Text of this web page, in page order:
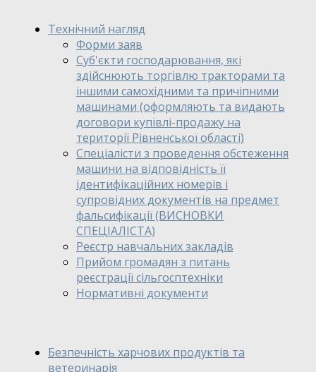
Технічний нагляд
Форми заяв
Суб'єкти господарювання, які
здійснюють торгівлю тракторами та
іншими самохідними та причіпними
машинами (оформляють та видають
договори купівлі-продажу на
території Рівненської області)
Спеціалісти з проведення обстеження
машини на відповідність її
ідентифікаційних номерів і
супровідних документів на предмет
фальсифікації (ВИСНОВКИ
СПЕЦІАЛІСТА)
Реєстр навчальних закладів
Прийом громадян з питань
реєстрації сільгосптехніки
Нормативні документи
Безпечність харчових продуктів та
ветеринарія